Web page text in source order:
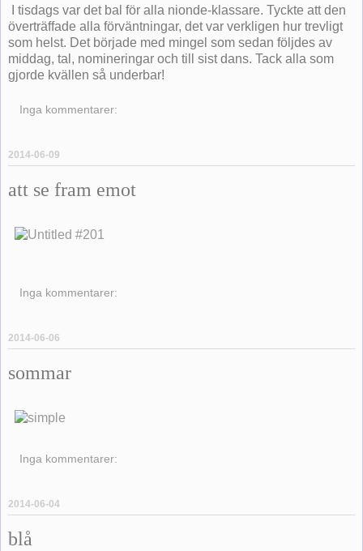
I tisdags var det bal för alla nionde-klassare. Tyckte att den
överträffade alla förväntningar, det var verkligen hur trevligt
som helst. Det började med mingel som sedan följdes av
middag, tal, nomineringar och till sist dans. Tack alla som
gjorde kvällen så underbar!
Inga kommentarer:
2014-06-09
att se fram emot
Inga kommentarer:
2014-06-06
sommar
Inga kommentarer:
2014-06-04
blå